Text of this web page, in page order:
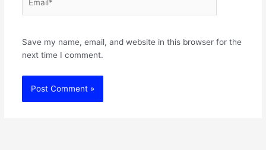
Save my name, email, and website in this browser for the
next time I comment.